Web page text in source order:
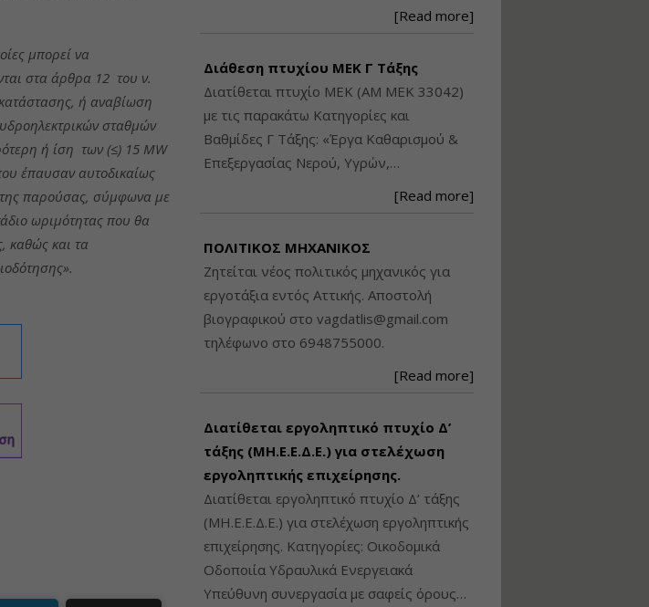
μπορεί να
στα άρθρα 12 του ν.
ή αναβίωση
σταθμών
ή ίση των (≤) 15 MW
έπαυσαν αυτοδικαίως
της παρούσας, σύμφωνα με
ωριμότητας που θα
καθώς και τα
[Read more]
Διάθεση πτυχίου ΜΕΚ Γ Τάξης
Διατίθεται πτυχίο ΜΕΚ (ΑΜ ΜΕΚ 33042)
με τις παρακάτω Κατηγορίες και
Βαθμίδες Γ Τάξης: «Έργα Καθαρισμού &
Επεξεργασίας Νερού, Υγρών,…
[Read more]
ΠΟΛΙΤΙΚΟΣ ΜΗΧΑΝΙΚΟΣ
Ζητείται νέος πολιτικός μηχανικός για
εργοτάξια εντός Αττικής. Αποστολή
βιογραφικού στο vagdatlis@gmail.com
τηλέφωνο στο 6948755000.
[Read more]
Διατίθεται εργοληπτικό πτυχίο Δ’
τάξης (ΜΗ.Ε.Ε.Δ.Ε.) για στελέχωση
εργοληπτικής επιχείρησης.
Διατίθεται εργοληπτικό πτυχίο Δ’ τάξης
(ΜΗ.Ε.Ε.Δ.Ε.) για στελέχωση εργοληπτικής
επιχείρησης. Κατηγορίες: Οικοδομικά
Οδοποιία Υδραυλικά Ενεργειακά
Υπεύθυνη συνεργασία με σαφείς όρους…
Πολεοδομικού
Σχεδίου Δόμησης
Εισηγήτρια:
Τιμή από: €145.00
Διάρκεια: 8 ώρες
Εισηγητής: Στέφανος Τουλόγλου
Τιμή από: €190.00
Διάρκεια: 12 ώρες
Εισηγητής:Λάμπρος Κίσσας
Τιμή από: €130.00
Διάρκεια: 6 ώρες